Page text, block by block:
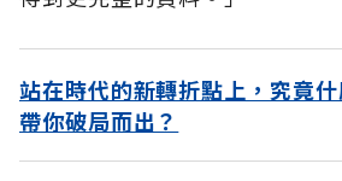
站在時代的新轉折點上，究竟
帶你破局而出？